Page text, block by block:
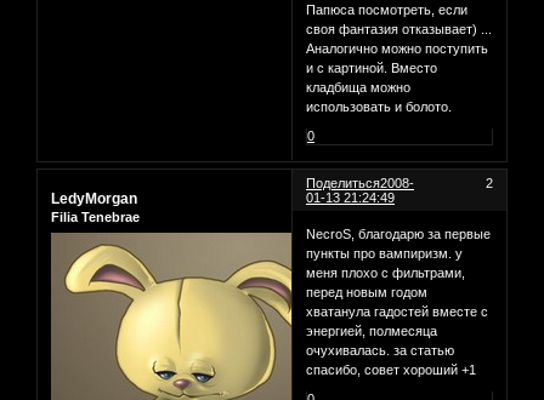
Папюса посмотреть, если
своя фантазия отказывает) ...
Аналогично можно поступить
и с картиной. Вместо
кладбища можно
использовать и болото.
0
Поделиться 2
2008-
01-13 21:24:49
LedyMorgan
Filia Tenebrae
NecroS, благодарю за первые
пункты про вампиризм. у
меня плохо с фильтрами,
перед новым годом
хватанула гадостей вместе с
энергией, полмесяца
очухивалась. за статью
спасибо, совет хороший +1